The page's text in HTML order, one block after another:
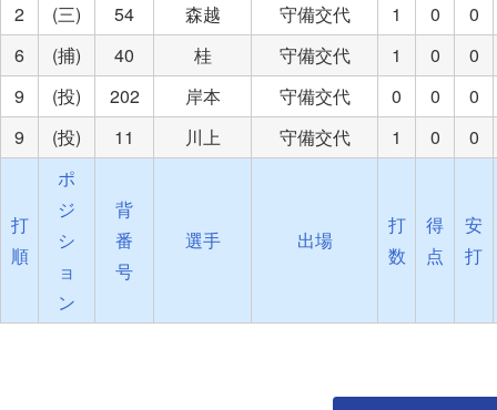
2
(三) 54 森越 守備交代 1 0
0
6
(捕) 40 桂 守備交代 1 0
0
9
(投) 202 岸本 守備交代 0 0
0
9
(投) 11 川上 守備交代 1 0 0
打
順
ポ
ジ
シ
ョ
ン
背
番
号
選手 出場
打
数
得
点
安
打